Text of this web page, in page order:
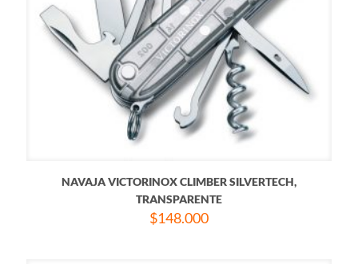
NAVAJA VICTORINOX CLIMBER SILVERTECH,
TRANSPARENTE
$148.000